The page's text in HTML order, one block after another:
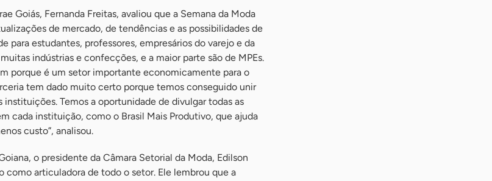
Goiás, Fernanda Freitas, avaliou que a Semana da Moda
de mercado, de tendências e as possibilidades de
para estudantes, professores, empresários do varejo e da
indústrias e confecções, e a maior parte são de MPEs.
porque é um setor importante economicamente para o
tem dado muito certo porque temos conseguido unir
Temos a oportunidade de divulgar todas as
cada instituição, como o Brasil Mais Produtivo, que ajuda
custo”, analisou.
o presidente da Câmara Setorial da Moda, Edilson
como articuladora de todo o setor. Ele lembrou que a